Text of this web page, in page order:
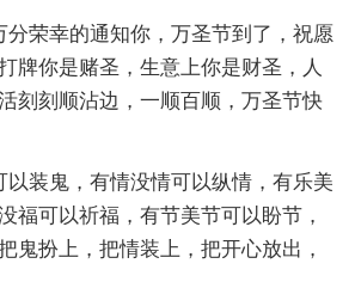
分荣幸的通知你，万圣节到了，祝愿
牌你是赌圣，生意上你是财圣，人
刻刻顺沾边，一顺百顺，万圣节快
以装鬼，有情没情可以纵情，有乐美
福可以祈福，有节美节可以盼节，
鬼扮上，把情装上，把开心放出，